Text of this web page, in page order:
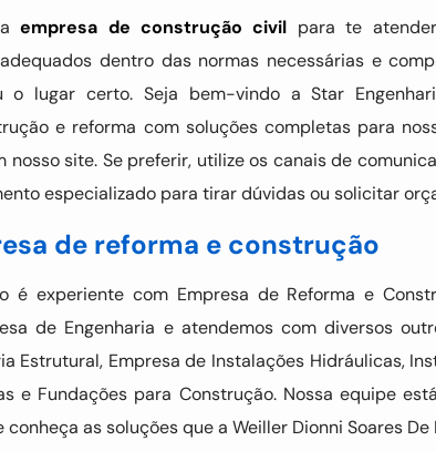
empresa de construção civil para te
dentro das normas necessárias e
o lugar certo. Seja bem-vindo a Star
e reforma com soluções completas para
nosso site. Se preferir, utilize os canais de
especializado para tirar dúvidas ou solicitar
de reforma e construção
é experiente com Empresa de Reforma e
de Engenharia e atendemos com diversos
Estrutural, Empresa de Instalações Hidráulicas,
e Fundações para Construção. Nossa equipe
as soluções que a Weiller Dionni Soares